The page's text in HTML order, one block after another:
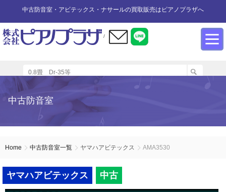
中古防音室・アビテックス・ナサールの買取販売はピアノプラザへ
/
カワイ防音ルーム
ユニットタイプ
ペット用防音室
防音室中古
展示品リスト
アビテックス2畳～3畳未満
防音室買取
防音室WEB買取
防音室設置のアドバイス
防音室内へのピアノの設置
設置スペースの採寸方法
インフォメーション
商品の購入について
ご利用規約
中古防音室
Home 中古防音室一覧 ヤマハアビテックス AMA3530
ヤマハアビテックス 中古